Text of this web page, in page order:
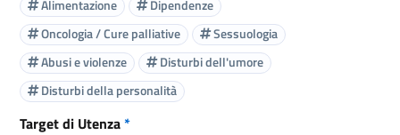
Alimentazione
Dipendenze
Oncologia / Cure palliative
Sessuologia
Abusi e violenze
Disturbi dell'umore
Disturbi della personalità
Target di Utenza*